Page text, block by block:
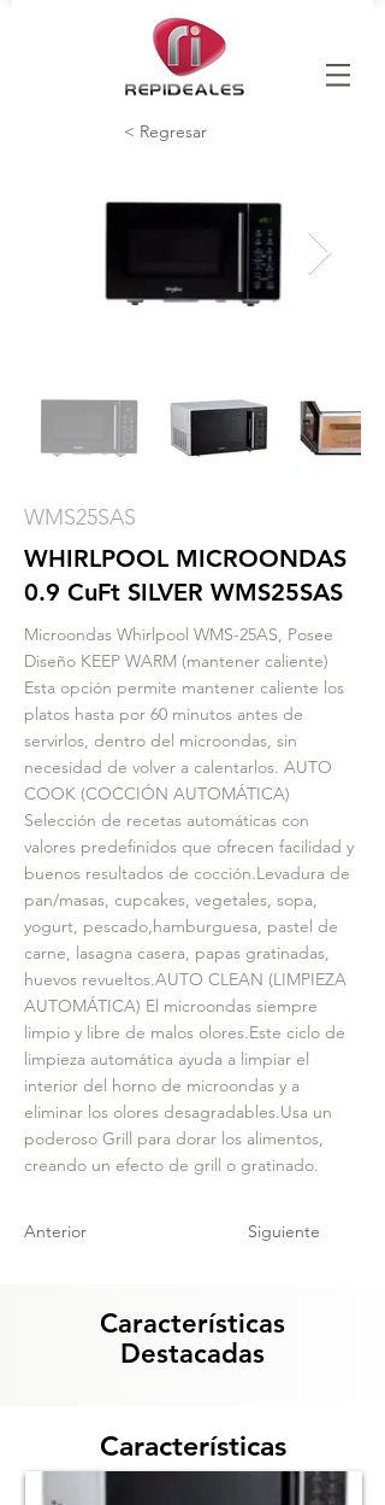
< Regresar
WMS25SAS
WHIRLPOOL MICROONDAS
0.9 CuFt SILVER WMS25SAS
Microondas Whirlpool WMS-25AS, Posee
Diseño KEEP WARM (mantener caliente)
Esta opción permite mantener caliente los
platos hasta por 60 minutos antes de
servirlos, dentro del microondas, sin
necesidad de volver a calentarlos. AUTO
COOK (COCCIÓN AUTOMÁTICA)
Selección de recetas automáticas con
valores predefinidos que ofrecen facilidad y
buenos resultados de cocción.Levadura de
pan/masas, cupcakes, vegetales, sopa,
yogurt, pescado,hamburguesa, pastel de
carne, lasagna casera, papas gratinadas,
huevos revueltos.AUTO CLEAN (LIMPIEZA
AUTOMÁTICA) El microondas siempre
limpio y libre de malos olores.Este ciclo de
limpieza automática ayuda a limpiar el
interior del horno de microondas y a
eliminar los olores desagradables.Usa un
poderoso Grill para dorar los alimentos,
creando un efecto de grill o gratinado.
Anterior Siguiente
Características
Destacadas
Características